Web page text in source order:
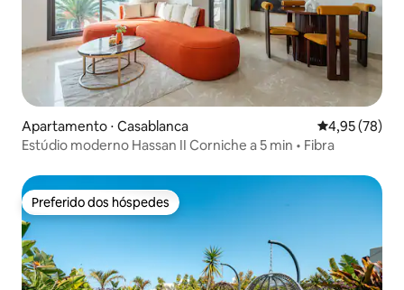
Apartamento ⋅ Casablanca 4,95 de uma
4,95 (78)
Estúdio moderno Hassan II Corniche a 5 min • Fibra
Preferido dos hóspedes
Preferido dos hóspedes